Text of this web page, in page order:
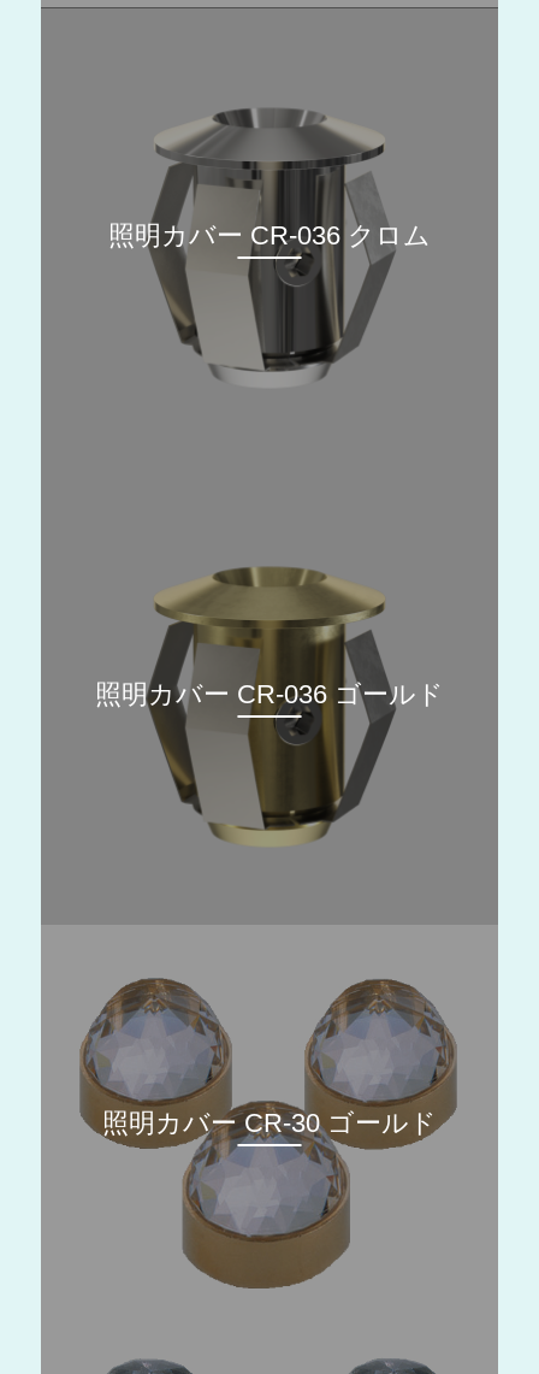
照明カバー CR-036 クロム
照明カバー CR-036 ゴールド
照明カバー CR-30 ゴールド